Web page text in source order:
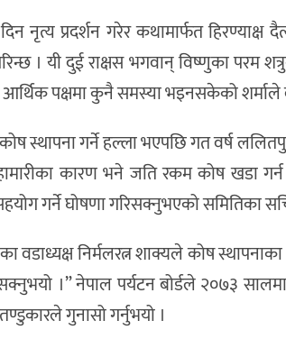
नृत्य प्रदर्शन गरेर कथामार्फत
। यी दुई राक्षस भगवान् विष्णुका परम
पक्षमा कुनै समस्या भइनसकेको शर्माले
स्थापना गर्ने हल्ला भएपछि गत वर्ष
कारण भने जति रकम कोष खडा
गर्ने घोषणा गरिसक्नुभएको समितिका
वडाध्यक्ष निर्मलरत्न शाक्यले कोष
।” नेपाल पर्यटन बोर्डले २०७३
गुनासो गर्नुभयो ।